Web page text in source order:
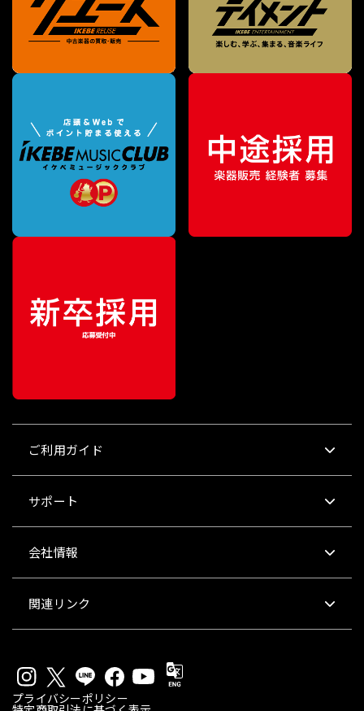
ご利用ガイド
サポート
会社情報
関連リンク
プライバシーポリシー